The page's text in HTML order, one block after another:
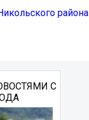
района
С